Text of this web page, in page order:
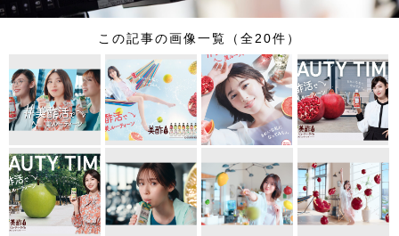
この記事の画像一覧（全20件）